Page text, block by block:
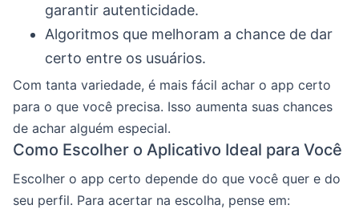
garantir autenticidade.
Algoritmos que melhoram a chance de dar
certo entre os usuários.
Com tanta variedade, é mais fácil achar o app certo
para o que você precisa. Isso aumenta suas chances
de achar alguém especial.
Como Escolher o Aplicativo Ideal para Você
Escolher o app certo depende do que você quer e do
seu perfil. Para acertar na escolha, pense em: